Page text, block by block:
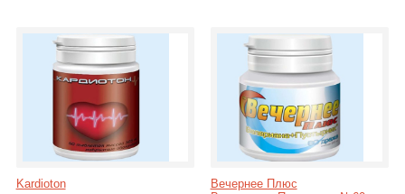
Kardioton
Вечернее Плюс